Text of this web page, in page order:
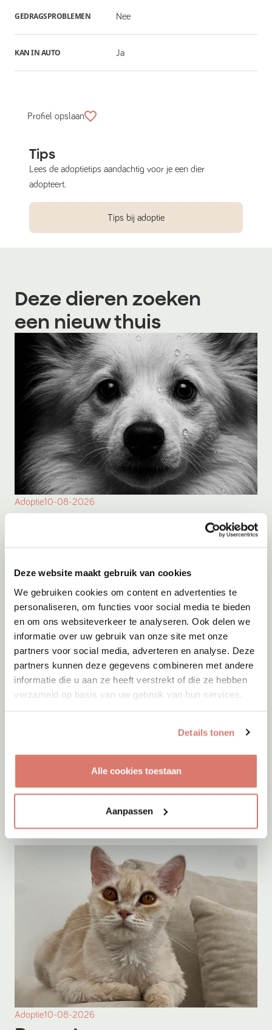
Deze website maakt gebruik van cookies
We gebruiken cookies om content en advertenties te
personaliseren, om functies voor social media te bieden
en om ons websiteverkeer te analyseren. Ook delen we
informatie over uw gebruik van onze site met onze
partners voor social media, adverteren en analyse. Deze
partners kunnen deze gegevens combineren met andere
informatie die u aan ze heeft verstrekt of die ze hebben
verzameld op basis van uw gebruik van hun services.
Details tonen
Alle cookies toestaan
Aanpassen
GEDRAGSPROBLEMEN Nee
KAN IN AUTO Ja
Profiel opslaan
Tips
Lees de adoptietips aandachtig voor je een dier
adopteert.
Tips bij adoptie
Deze dieren zoeken
een nieuw thuis
Adoptie10-08-2026
Adoptie10-08-2026
Dieren
Adoptie10-08-2026